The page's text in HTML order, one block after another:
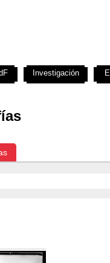
Investigación